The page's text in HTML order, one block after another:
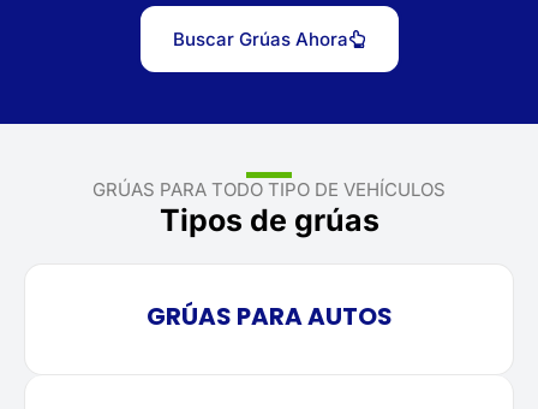
Buscar Grúas Ahora
GRÚAS PARA TODO TIPO DE VEHÍCULOS
Tipos de grúas
GRÚAS PARA AUTOS